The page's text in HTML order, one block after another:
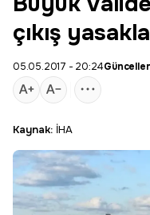
çıkış
05.05.2017 - 20:24
Kaynak: İHA